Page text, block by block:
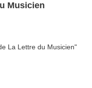
Musicien